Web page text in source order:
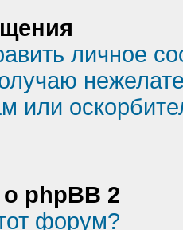
личное
или
phpBB 2
форум?